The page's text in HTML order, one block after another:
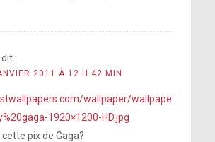
dit :
2011 À 12 H 42 MIN
wallpaper/wallpape
1920×1200-HD.jpg
cette pix de Gaga?